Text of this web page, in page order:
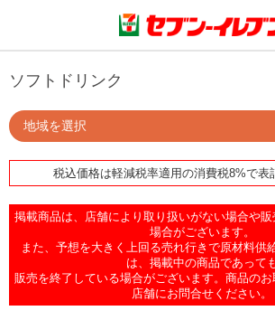
商品のご案内
商品のご案内トップ
今週の新商品
商品カテゴリ一覧
セール・キャンペーン
サービス
nanacoトップ
企業情報トップ
私たちの取組み
ソフトドリンク
地域を選択
税込価格は軽減税率適用の消費税8%で表
掲載商品は、店舗により取り扱いがない場合や
場合がございます。
また、予想を大きく上回る売れ行きで原材料供
は、掲載中の商品であって
販売を終了している場合がございます。商品のお
店舗にお問合せください。